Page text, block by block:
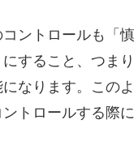
コントロールも「
すること、つま
になります。この
トロールする際